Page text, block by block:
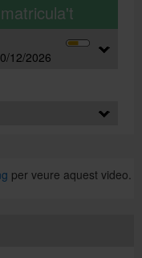
12/2026
d'octubre de 2026
del grau
per veure aquest video.